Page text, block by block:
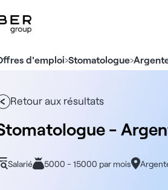
d'emploi›Stomatologue›
Retour aux résultats
-
Salarié 5000 - 15000 par mois